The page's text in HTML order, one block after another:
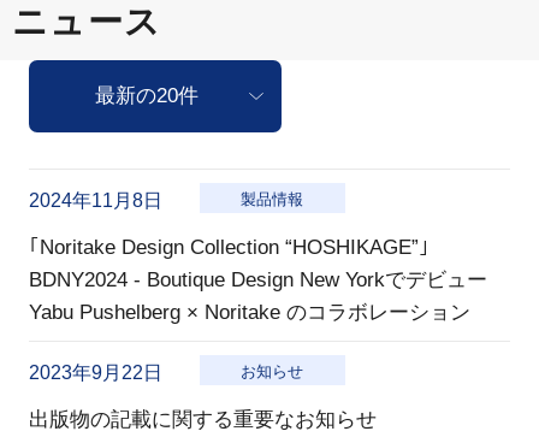
ニュース
2024年11月8日 製品情報
｢Noritake Design Collection “HOSHIKAGE”｣
BDNY2024 - Boutique Design New Yorkでデビュー
Yabu Pushelberg × Noritake のコラボレーション
2023年9月22日 お知らせ
出版物の記載に関する重要なお知らせ